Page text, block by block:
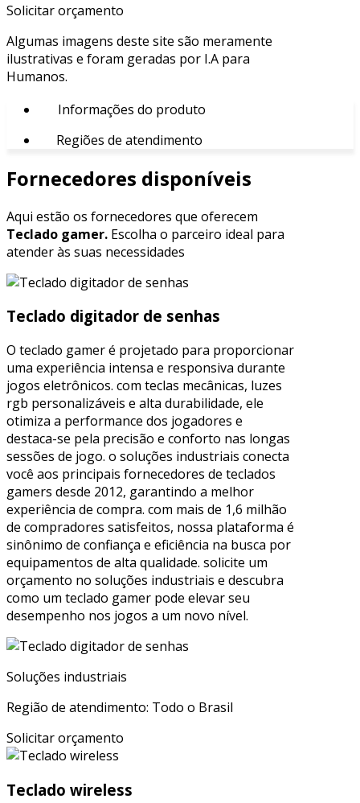
Solicitar orçamento
Algumas imagens deste site são meramente
ilustrativas e foram geradas por I.A para
Humanos.
Informações do produto
Regiões de atendimento
Fornecedores disponíveis
Aqui estão os fornecedores que oferecem
Teclado gamer. Escolha o parceiro ideal para
atender às suas necessidades
Teclado digitador de senhas
O teclado gamer é projetado para proporcionar
uma experiência intensa e responsiva durante
jogos eletrônicos. com teclas mecânicas, luzes
rgb personalizáveis e alta durabilidade, ele
otimiza a performance dos jogadores e
destaca-se pela precisão e conforto nas longas
sessões de jogo. o soluções industriais conecta
você aos principais fornecedores de teclados
gamers desde 2012, garantindo a melhor
experiência de compra. com mais de 1,6 milhão
de compradores satisfeitos, nossa plataforma é
sinônimo de confiança e eficiência na busca por
equipamentos de alta qualidade. solicite um
orçamento no soluções industriais e descubra
como um teclado gamer pode elevar seu
desempenho nos jogos a um novo nível.
Soluções industriais
Região de atendimento: Todo o Brasil
Solicitar orçamento
Teclado wireless